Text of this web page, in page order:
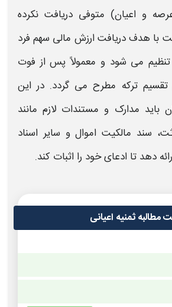
و اعیان) متوفی دریافت نکرده
با هدف دریافت ارزش مالی سهم فرد
تنظیم می شود و معمولاً پس از فوت
ترکه مطرح می گردد. در این
باید مدارک و مستندات لازم مانند
سند مالکیت اموال و سایر اسناد
دهد تا ادعای خود را اثبات کند.
مطالبه ثمنیه اعیانی